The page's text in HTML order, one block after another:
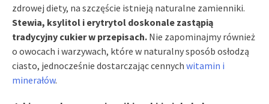
zdrowej diety, na szczęście istnieją naturalne zamienniki.
Stewia, ksylitol i erytrytol doskonale zastąpią
tradycyjny cukier w przepisach. Nie zapominajmy również
o owocach i warzywach, które w naturalny sposób osłodzą
ciasto, jednocześnie dostarczając cennych witamin i
minerałów.